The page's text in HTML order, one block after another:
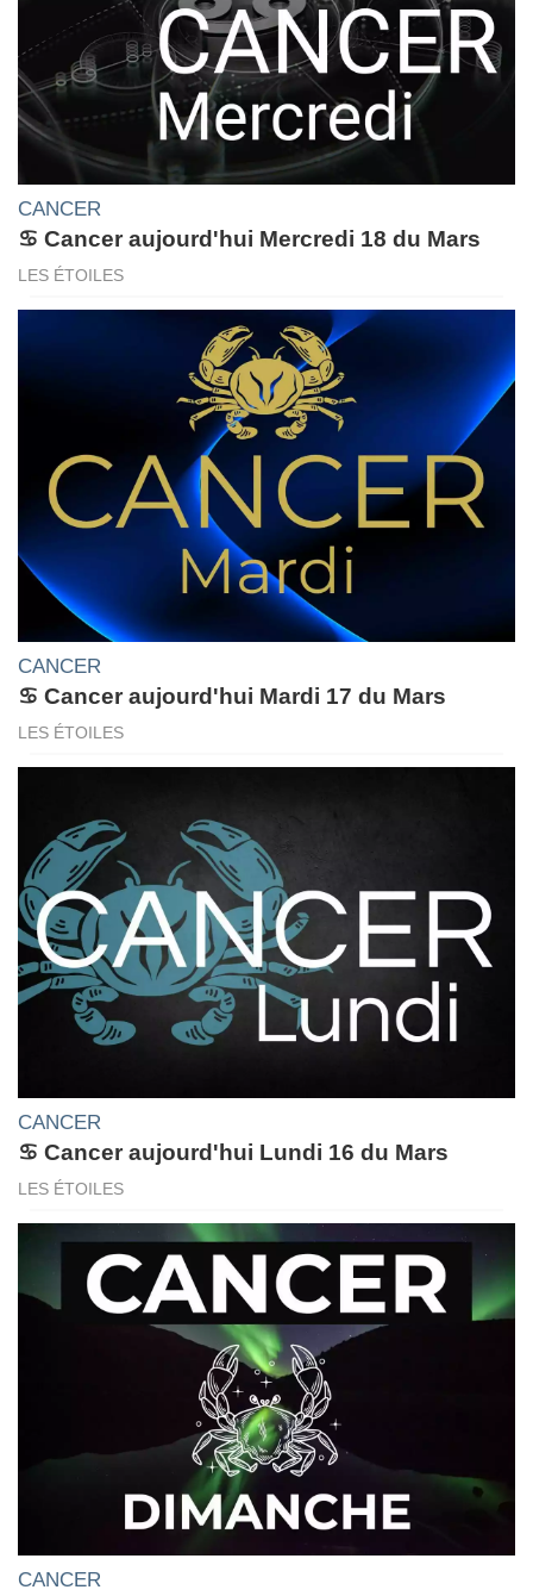
CANCER
♋ Cancer aujourd'hui Mercredi 18 du Mars
LES ÉTOILES
CANCER
♋ Cancer aujourd'hui Mardi 17 du Mars
LES ÉTOILES
CANCER
♋ Cancer aujourd'hui Lundi 16 du Mars
LES ÉTOILES
CANCER